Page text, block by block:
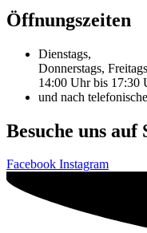
Öffnungszeiten
Dienstags,
Donnerstags,
14:00 Uhr bis 17:30
und nach
Besuche uns auf
Facebook Instagram